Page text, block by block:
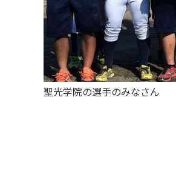
聖光学院の選手のみなさん